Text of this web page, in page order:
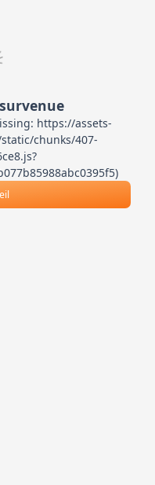
https://assets-
chunks/407-